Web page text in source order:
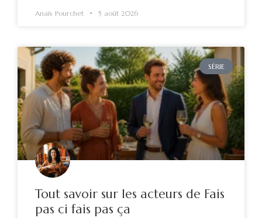
Anaïs Pourchet 5 août 2026
SÉRIE
Tout savoir sur les acteurs de Fais
pas ci fais pas ça